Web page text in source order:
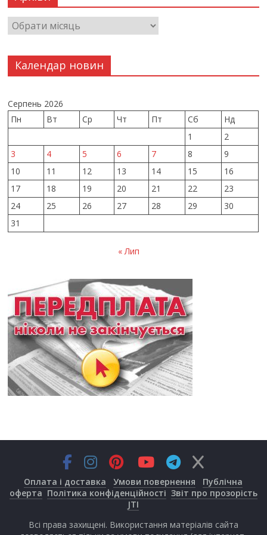
Календар новин
Серпень 2026
Пн
Вт Ср Чт Пт Сб
Нд
1
2
3
4 5 6 7 8
9
10
11 12 13 14 15
16
17
18 19 20 21 22
23
24
25 26 27 28 29
30
31
« Лип
Оплата і доставка Умови повернення
Публічна
оферта Політика конфіденційності Звіт про прозорість
JTI
Всі права захищені. Використання матеріалів сайта